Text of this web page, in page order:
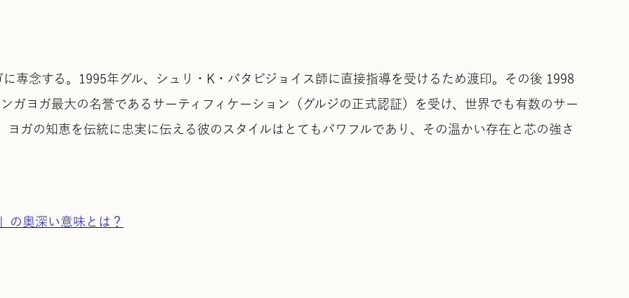
専念する。1995年グル、シュリ・K・パタビジョイス師に直接指導を受けるため渡印。その後 1998
ガヨガ最大の名誉であるサーティフィケーション（グルジの正式認証）を受け、世界でも有数のサー
ガの知恵を伝統に忠実に伝える彼のスタイルはとてもパワフルであり、その温かい存在と芯の強さ
の奥深い意味とは？